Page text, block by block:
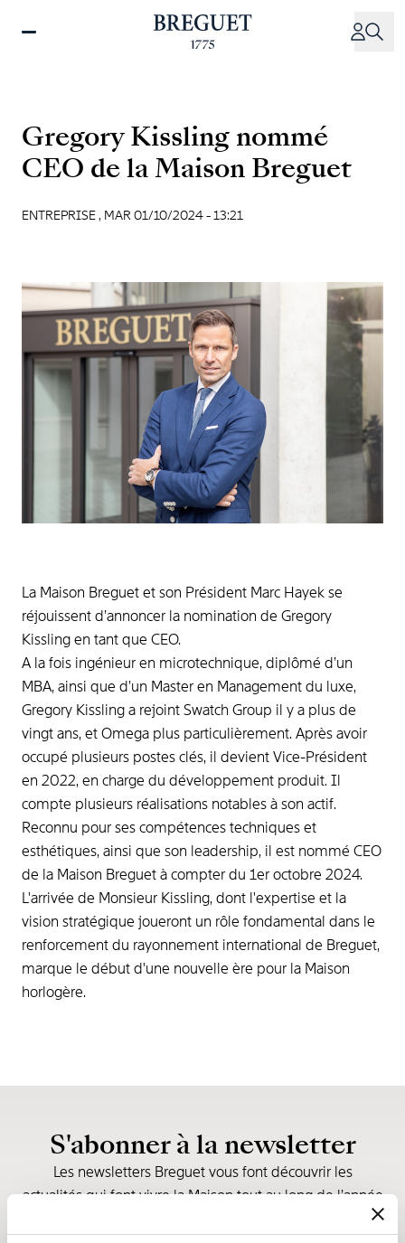
Gregory Kissling nommé
CEO de la Maison Breguet
ENTREPRISE , MAR 01/10/2024 - 13:21
La Maison Breguet et son Président Marc Hayek se
réjouissent d’annoncer la nomination de Gregory
Kissling en tant que CEO.
A la fois ingénieur en microtechnique, diplômé d’un
MBA, ainsi que d’un Master en Management du luxe,
Gregory Kissling a rejoint Swatch Group il y a plus de
vingt ans, et Omega plus particulièrement. Après avoir
occupé plusieurs postes clés, il devient Vice-Président
en 2022, en charge du développement produit. Il
compte plusieurs réalisations notables à son actif.
Reconnu pour ses compétences techniques et
esthétiques, ainsi que son leadership, il est nommé CEO
de la Maison Breguet à compter du 1er octobre 2024.
L'arrivée de Monsieur Kissling, dont l'expertise et la
vision stratégique joueront un rôle fondamental dans le
renforcement du rayonnement international de Breguet,
marque le début d'une nouvelle ère pour la Maison
horlogère.
S'abonner à la newsletter
Les newsletters Breguet vous font découvrir les
actualités qui font vivre la Maison tout au long de l’année